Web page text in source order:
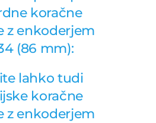
koračne
z enkoderjem
(86 mm):
lahko tudi
koračne
z enkoderjem